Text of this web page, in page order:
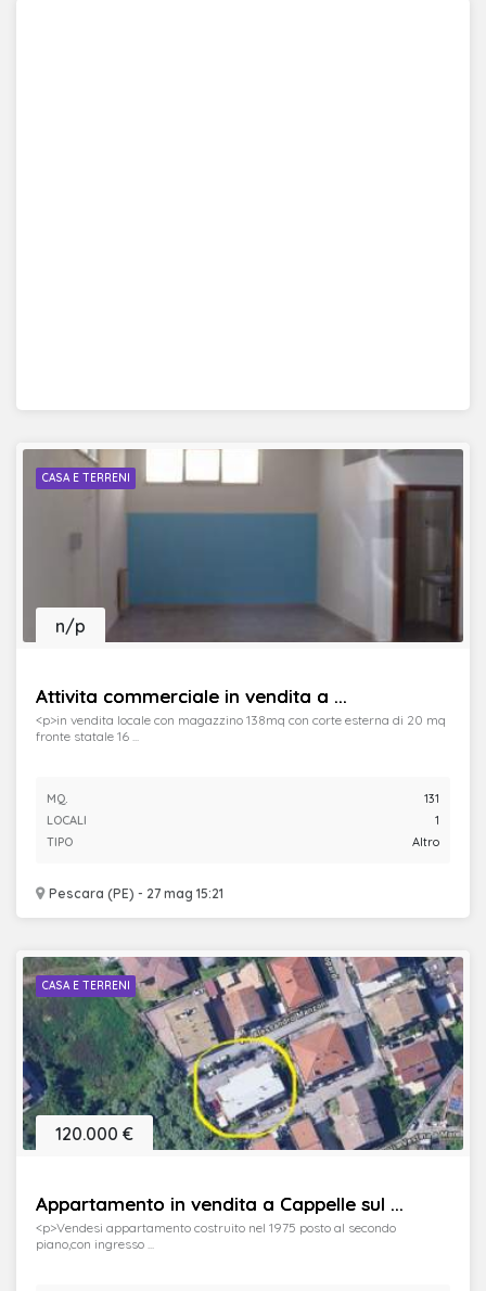
CASA E TERRENI
Attivita commerciale in vendita a ...
Pescara (PE) - 27 mag 15:21
n/p
<p>in vendita locale con magazzino 138mq con corte esterna di 20 mq
fronte statale 16 ...
MQ.
131
LOCALI
1
TIPO
Altro
CASA E TERRENI
Appartamento in vendita a Cappelle sul ...
120.000 €
<p>Vendesi appartamento costruito nel 1975 posto al secondo
piano,con ingresso ...